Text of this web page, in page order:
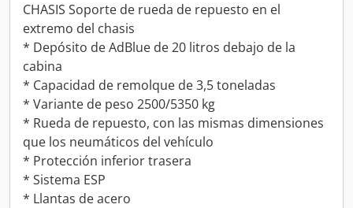
CHASIS Soporte de rueda de repuesto en el
extremo del chasis
* Depósito de AdBlue de 20 litros debajo de la
cabina
* Capacidad de remolque de 3,5 toneladas
* Variante de peso 2500/5350 kg
* Rueda de repuesto, con las mismas dimensiones
que los neumáticos del vehículo
* Protección inferior trasera
* Sistema ESP
* Llantas de acero